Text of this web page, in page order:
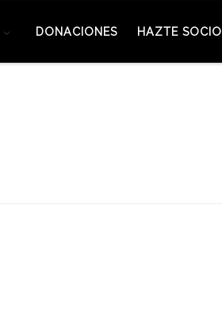
DONACIONES HAZTE SOCIO